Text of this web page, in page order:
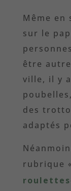
Même
sur le
être
ville, il y
des
adaptés
rubrique
roulettes